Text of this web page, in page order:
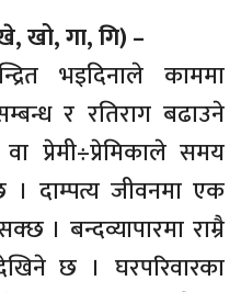
खो, गा, गि) –
भइदिनाले काममा
र रतिराग बढाउने
प्रेमी÷प्रेमिकाले समय
दाम्पत्य जीवनमा एक
। बन्दव्यापारमा राम्रै
छ । घरपरिवारका